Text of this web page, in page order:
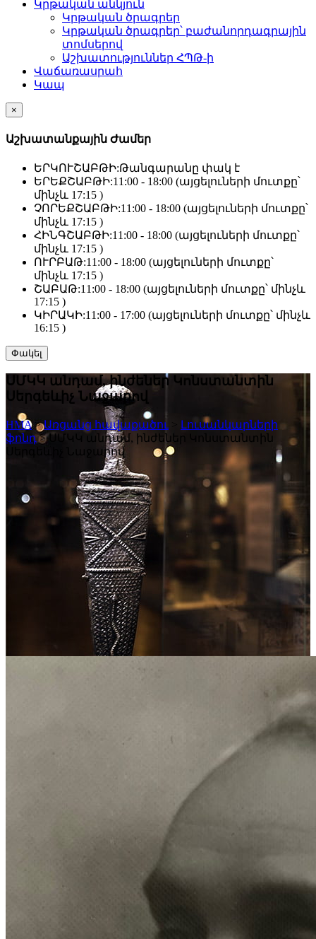
Կրթական անկյուն
Կրթական ծրագրեր
Կրթական ծրագրեր՝ բաժանորդագրային
տոմսերով
Աշխատություններ ՀՊԹ-ի
Վաճառասրահ
Կապ
×
Աշխատանքային Ժամեր
ԵՐԿՈՒՇԱԲԹԻ:Թանգարանը փակ է
ԵՐԵՔՇԱԲԹԻ:11:00 - 18:00 (այցելուների մուտքը՝
մինչև 17:15 )
ՉՈՐԵՔՇԱԲԹԻ:11:00 - 18:00 (այցելուների մուտքը՝
մինչև 17:15 )
ՀԻՆԳՇԱԲԹԻ:11:00 - 18:00 (այցելուների մուտքը՝
մինչև 17:15 )
ՈՒՐԲԱԹ:11:00 - 18:00 (այցելուների մուտքը՝
մինչև 17:15 )
ՇԱԲԱԹ:11:00 - 18:00 (այցելուների մուտքը՝ մինչև
17:15 )
ԿԻՐԱԿԻ:11:00 - 17:00 (այցելուների մուտքը՝ մինչև
16:15 )
Փակել
ՍՄԿԿ անդամ, ինժեներ Կոնստանտին
Սերգեևիչ Նաջարով
HMA>Առցանց հավաքածու
Լուսանկարների
ֆոնդ>ՍՄԿԿ անդամ, ինժեներ Կոնստանտին
Սերգեևիչ Նաջարով